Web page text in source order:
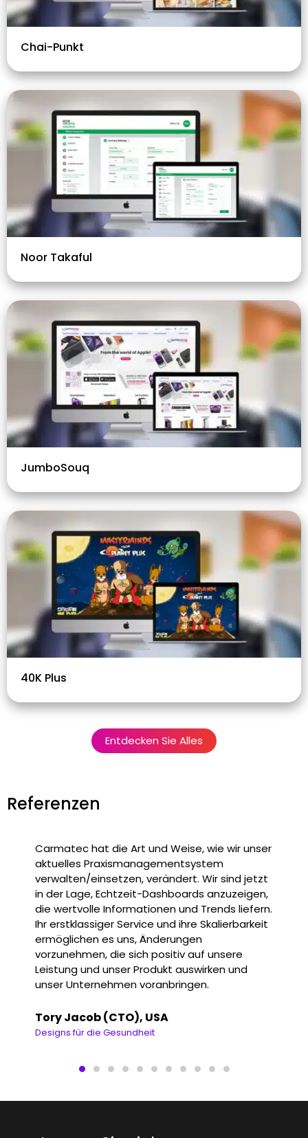
Chai-Punkt
Noor Takaful
JumboSouq
40K Plus
Entdecken Sie Alles
Referenzen
Carmatec hat die Art und Weise, wie wir unser
aktuelles Praxismanagementsystem
verwalten/einsetzen, verändert. Wir sind jetzt
in der Lage, Echtzeit-Dashboards anzuzeigen,
die wertvolle Informationen und Trends liefern.
Ihr erstklassiger Service und ihre Skalierbarkeit
ermöglichen es uns, Änderungen
vorzunehmen, die sich positiv auf unsere
Leistung und unser Produkt auswirken und
unser Unternehmen voranbringen.
Tory Jacob (CTO), USA
Designs für die Gesundheit